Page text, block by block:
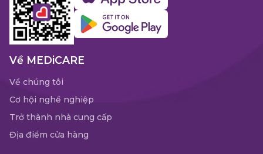
Về MEDiCARE
Về chúng tôi
Cơ hội nghề nghiệp
Trở thành nhà cung cấp
Địa điểm cửa hàng